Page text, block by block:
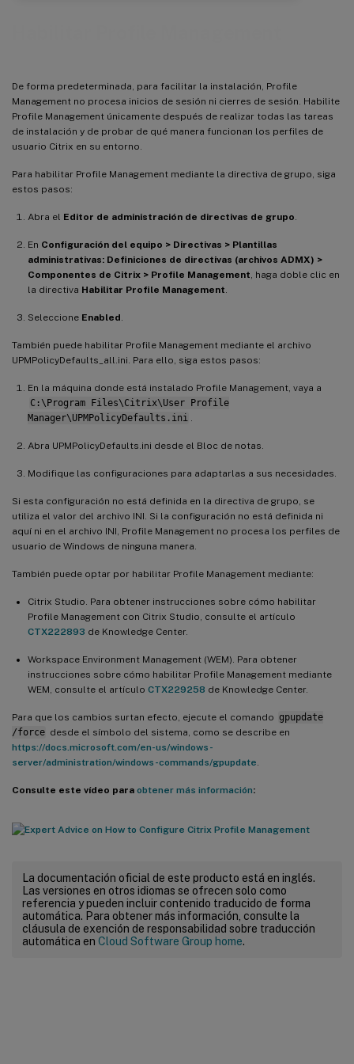
De forma predeterminada, para facilitar la instalación, Profile
Management no procesa inicios de sesión ni cierres de sesión. Habilite
Profile Management únicamente después de realizar todas las tareas
de instalación y de probar de qué manera funcionan los perfiles de
usuario Citrix en su entorno.
Para habilitar Profile Management mediante la directiva de grupo, siga
estos pasos:
Abra el Editor de administración de directivas de grupo
En Configuración del equipo > Directivas > Plantillas
administrativas: Definiciones de directivas (archivos ADMX) >
Componentes de Citrix > Profile Management , haga doble clic en
la directiva Habilitar Profile Management
Seleccione Enabled
También puede habilitar Profile Management mediante el archivo
UPMPolicyDefaults_all.ini. Para ello, siga estos pasos:
En la máquina donde está instalado Profile Management, vaya a
C:\Program Files\Citrix\User Profile
Manager\UPMPolicyDefaults.ini
Abra UPMPolicyDefaults.ini desde el Bloc de notas.
Modifique las configuraciones para adaptarlas a sus necesidades.
Si esta configuración no está definida en la directiva de grupo, se
utiliza el valor del archivo INI. Si la configuración no está definida ni
aquí ni en el archivo INI, Profile Management no procesa los perfiles de
usuario de Windows de ninguna manera.
También puede optar por habilitar Profile Management mediante:
Citrix Studio. Para obtener instrucciones sobre cómo habilitar
Profile Management con Citrix Studio, consulte el artículo
CTX222893 de Knowledge Center.
Workspace Environment Management (WEM). Para obtener
instrucciones sobre cómo habilitar Profile Management mediante
WEM, consulte el artículo CTX229258 de Knowledge Center.
Para que los cambios surtan efecto, ejecute el comando gpupdate
/force desde el símbolo del sistema, como se describe en
https://docs.microsoft.com/en-us/windows-
server/administration/windows-commands/gpupdate
Consulte este vídeo para obtener más información:
La documentación oficial de este producto está en inglés.
Las versiones en otros idiomas se ofrecen solo como
referencia y pueden incluir contenido traducido de forma
automática. Para obtener más información, consulte la
cláusula de exención de responsabilidad sobre traducción
automática en Cloud Software Group home.